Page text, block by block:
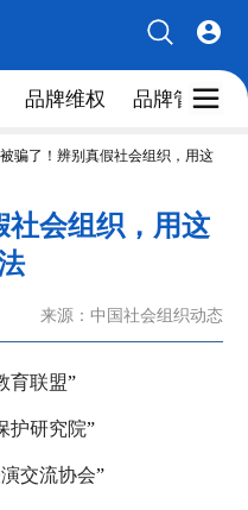
品牌维权 品牌管理人
骗了！辨别真假社会组织，用这
社会组织，用这
来源：中国社会组织动态
育联盟”
护研究院”
交流协会”